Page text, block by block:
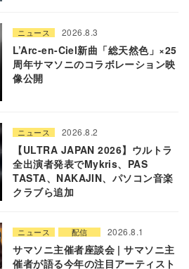
ニュース 2026.8.3
L’Arc-en-Ciel新曲「総天然色」×25
周年サマソニのコラボレーション映
像公開
ニュース 2026.8.2
【ULTRA JAPAN 2026】ウルトラ
全出演者発表でMykris、PAS
TASTA、NAKAJIN、パソコン音楽
クラブら追加
ニュース 配信 2026.8.1
サマソニ主催者座談会 | サマソニ主
催者が語る今年の注目アーティスト